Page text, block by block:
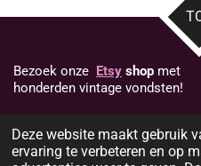
Deze website maakt gebruik
ervaring te verbeteren en op
Bezoek onze Etsy shop met
honderden vintage vondsten!